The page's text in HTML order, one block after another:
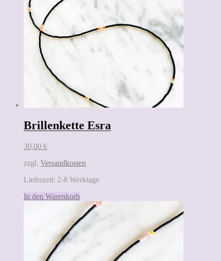
Brillenkette Esra
30,00 €
zzgl. Versandkosten
Lieferzeit: 2-8 Werktage
In den Warenkorb